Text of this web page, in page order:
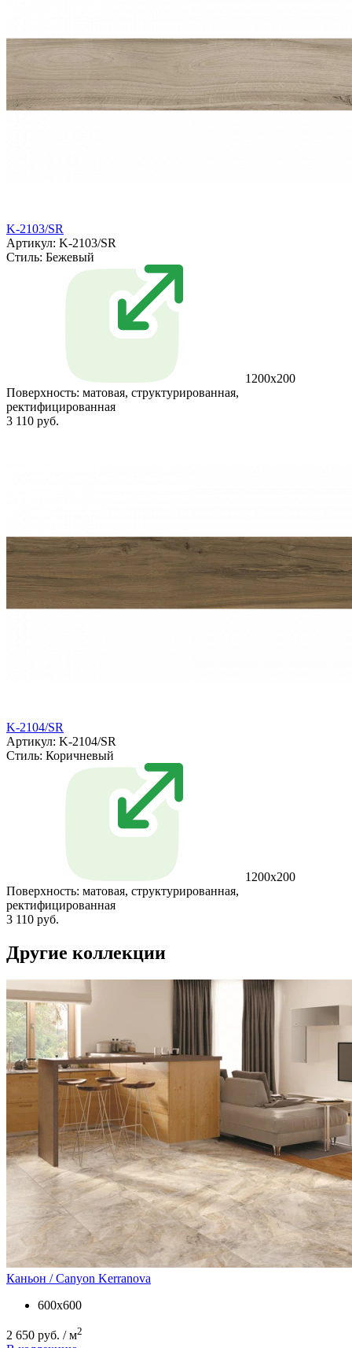
K-2103/SR
Артикул: K-2103/SR
Стиль: Бежевый
1200x200
Поверхность: матовая, структурированная,
ректифицированная
3 110 руб.
K-2104/SR
Артикул: K-2104/SR
Стиль: Коричневый
1200x200
Поверхность: матовая, структурированная,
ректифицированная
3 110 руб.
Другие коллекции
Каньон / Canyon Kerranova
600х600
2 650 руб. / м2